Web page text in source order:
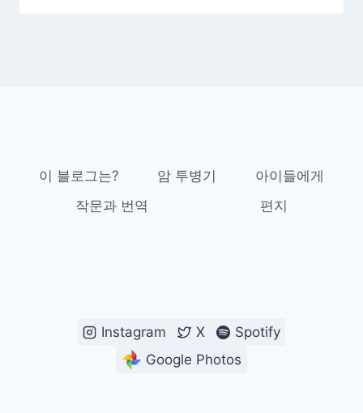
이 블로그는? 암 투병기
아이들에게
작문과 번역
편지
Instagram X
Spotify
Google Photos